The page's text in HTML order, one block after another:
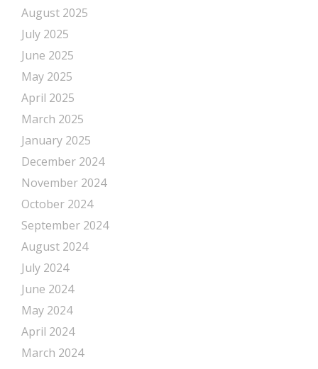
August 2025
July 2025
June 2025
May 2025
April 2025
March 2025
January 2025
December 2024
November 2024
October 2024
September 2024
August 2024
July 2024
June 2024
May 2024
April 2024
March 2024